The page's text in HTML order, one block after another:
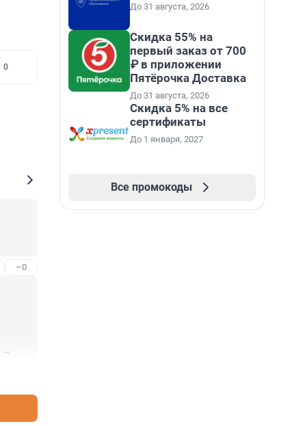
0
–0
До 31 августа, 2026
Скидка 55% на
первый заказ от 700
₽ в приложении
Пятёрочка Доставка
До 31 августа, 2026
Скидка 5% на все
сертификаты
До 1 января, 2027
Все промокоды